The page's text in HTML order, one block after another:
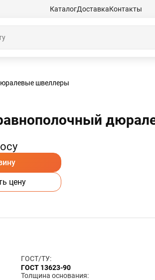
КаталогДоставкаКонтакты
швеллеры
цену
ГОСТ/ТУ:
ГОСТ 13623-90
Толщина основания: